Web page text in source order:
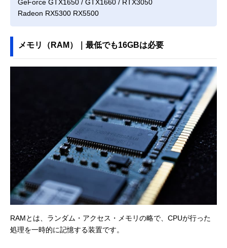
GeForce GTX1650 / GTX1660 / RTX3050
Radeon RX5300 RX5500
メモリ（RAM）｜最低でも16GBは必要
RAMとは、ランダム・アクセス・メモリの略で、CPUが行った
処理を一時的に記憶する装置です。